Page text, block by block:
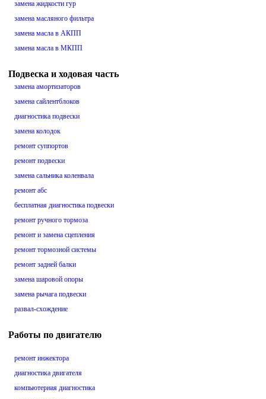
замена жидкости гур
замена масляного фильтра
замена масла в АКПП
замена масла в МКПП
Подвеска и ходовая часть
замена амортизаторов
замена сайлентблоков
диагностика подвески
замена колодок
ремонт суппортов
ремонт подвески
замена сальника коленвала
ремонт абс
бесплатная диагностика подвески
ремонт ручного тормоза
ремонт и замена сцепления
ремонт тормозной системы
ремонт задней балки
замена шаровой опоры
замена рычага подвески
развал-схождение
Работы по двигателю
ремонт инжектора
диагностика двигателя
компьютерная диагностика